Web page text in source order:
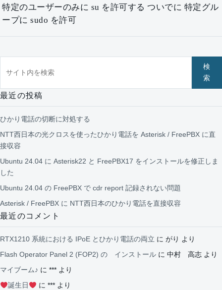
特定のユーザーのみに su を許可する ついでに 特定グル
ープに sudo を許可
検
索
最近の投稿
ひかり電話の切断に対処する
NTT西日本の光クロスを使ったひかり電話を Asterisk / FreePBX に直
接収容
Ubuntu 24.04 に Asterisk22 と FreePBX17 をインストールを修正しま
した
Ubuntu 24.04 の FreePBX で cdr report 記録されない問題
Asterisk / FreePBX に NTT西日本のひかり電話を直接収容
最近のコメント
RTX1210 系統における IPoE とひかり電話の両立 に がり より
Flash Operator Panel 2 (FOP2) の インストール に 中村 高志 より
マイブーム♪ に *** より
誕生日
に ***より